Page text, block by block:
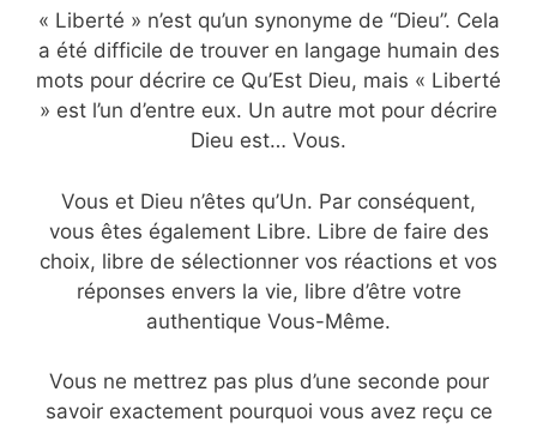
« Liberté » n’est qu’un synonyme de “Dieu”. Cela
a été difficile de trouver en langage humain des
mots pour décrire ce Qu’Est Dieu, mais « Liberté
» est l’un d’entre eux. Un autre mot pour décrire
Dieu est… Vous.
Vous et Dieu n’êtes qu’Un. Par conséquent,
vous êtes également Libre. Libre de faire des
choix, libre de sélectionner vos réactions et vos
réponses envers la vie, libre d’être votre
authentique Vous-Même.
Vous ne mettrez pas plus d’une seconde pour
savoir exactement pourquoi vous avez reçu ce